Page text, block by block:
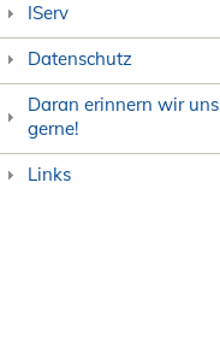
IServ
Datenschutz
Daran erinnern wir uns
gerne!
Links